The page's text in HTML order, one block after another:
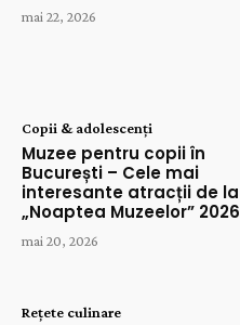
mai 22, 2026
Copii & adolescenți
Muzee pentru copii în
București – Cele mai
interesante atracții de la
„Noaptea Muzeelor” 2026
mai 20, 2026
Rețete culinare